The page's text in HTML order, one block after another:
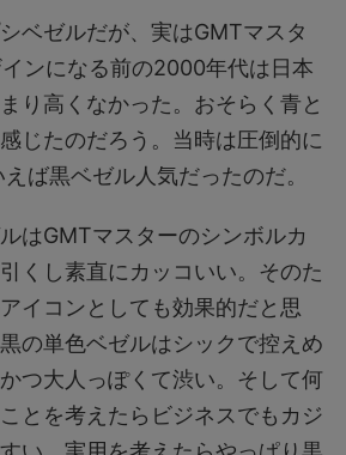
ベゼルだが、実はGMTマスタ
ンになる前の2000年代は日本
り高くなかった。おそらく青と
じたのだろう。当時は圧倒的に
ば黒ベゼル人気だったのだ。
はGMTマスターのシンボルカ
くし素直にカッコいい。そのた
イコンとしても効果的だと思
の単色ベゼルはシックで控えめ
つ大人っぽくて渋い。そして何
とを考えたらビジネスでもカジ